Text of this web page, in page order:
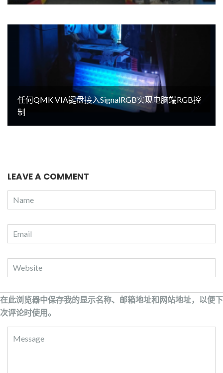
任何QMK VIA键盘接入SignalRGB实现电脑端RGB控
制
LEAVE A COMMENT
在此浏览器中保存我的显示名称、邮箱地址和网站地址，以便下
次评论时使用。